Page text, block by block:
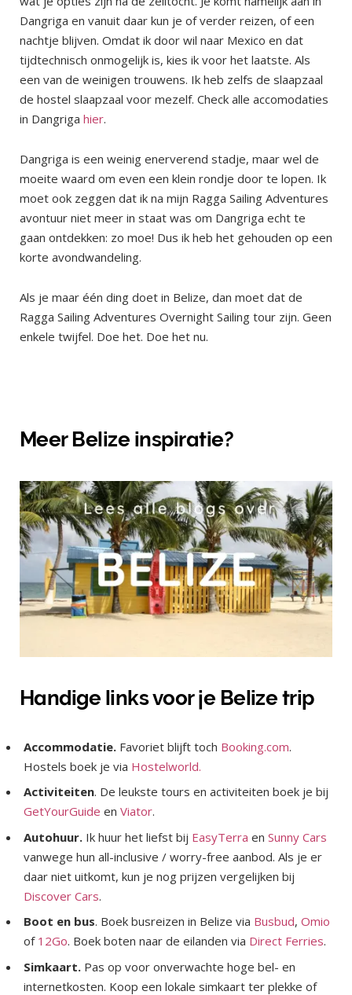
Dangriga en vanuit daar kun je of verder reizen, of een
nachtje blijven. Omdat ik door wil naar Mexico en dat
tijdtechnisch onmogelijk is, kies ik voor het laatste. Als
een van de weinigen trouwens. Ik heb zelfs de slaapzaal
de hostel slaapzaal voor mezelf. Check alle accomodaties
in Dangriga hier.
Dangriga is een weinig enerverend stadje, maar wel de
moeite waard om even een klein rondje door te lopen. Ik
moet ook zeggen dat ik na mijn Ragga Sailing Adventures
avontuur niet meer in staat was om Dangriga echt te
gaan ontdekken: zo moe! Dus ik heb het gehouden op een
korte avondwandeling.
Als je maar één ding doet in Belize, dan moet dat de
Ragga Sailing Adventures Overnight Sailing tour zijn. Geen
enkele twijfel. Doe het. Doe het nu.
Meer Belize inspiratie?
Handige links voor je Belize trip
Accommodatie. Favoriet blijft toch Booking.com.
Hostels boek je via Hostelworld.
Activiteiten. De leukste tours en activiteiten boek je bij
GetYourGuide en Viator.
Autohuur. Ik huur het liefst bij EasyTerra en Sunny Cars
vanwege hun all-inclusive / worry-free aanbod. Als je er
daar niet uitkomt, kun je nog prijzen vergelijken bij
Discover Cars.
Boot en bus. Boek busreizen in Belize via Busbud, Omio
of 12Go. Boek boten naar de eilanden via Direct Ferries.
Simkaart. Pas op voor onverwachte hoge bel- en
internetkosten. Koop een lokale simkaart ter plekke of